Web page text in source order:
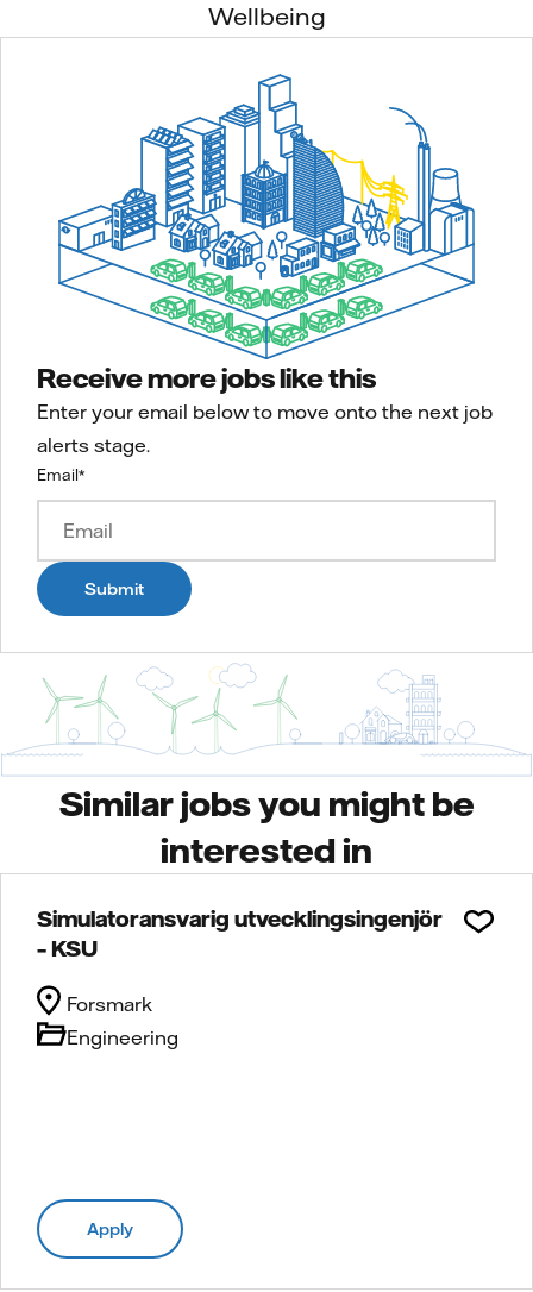
Wellbeing
Receive more jobs like this
Enter your email below to move onto the next job
alerts stage.
Email*
Submit
Similar jobs you might be
interested in
Simulatoransvarig utvecklingsingenjör
– KSU
Engineering
Forsmark
Apply